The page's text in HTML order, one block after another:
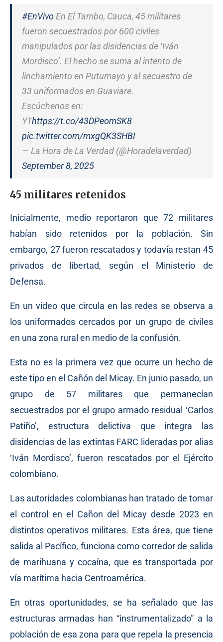
#EnVivoEn El Tambo, Cauca, 45 militares
fueron secuestrados por 600 civiles
manipulados por las disidencias de ‘Iván
Mordisco’. El hecho se suma al intento de
linchamiento en Putumayo y al secuestro de
33 uniformados en Guaviare.
Escúchenos en:
YThttps://t.co/43DPeomSK8
pic.twitter.com/mxgQK3SHBI
— La Hora de La Verdad (@Horadelaverdad)
September 8, 2025
45 militares retenidos
Inicialmente, medio reportaron que 72 militares
habían sido retenidos por la población. Sin
embargo, 27 fueron rescatados y todavía restan 45
privados de libertad, según el Ministerio de
Defensa.
En un video que circula en las redes se observa a
los uniformados cercados por un grupo de civiles
en una zona rural en medio de la confusión.
Esta no es la primera vez que ocurre un hecho de
este tipo en el Cañón del Micay. En junio pasado, un
grupo de 57 militares que permanecían
secuestrados por el grupo armado residual ‘Carlos
Patiño’, estructura delictiva que integra las
disidencias de las extintas FARC lideradas por alias
‘Iván Mordisco’, fueron rescatados por el Ejército
colombiano.
Las autoridades colombianas han tratado de tomar
el control en el Cañon del Micay desde 2023 en
distintos operativos militares. Esta área, que tiene
salida al Pacífico, funciona como corredor de salida
de marihuana y cocaína, que es transportada por
vía marítima hacia Centroamérica.
En otras oportunidades, se ha señalado que las
estructuras armadas han “instrumentalizado” a la
población de esa zona para que repela la presencia